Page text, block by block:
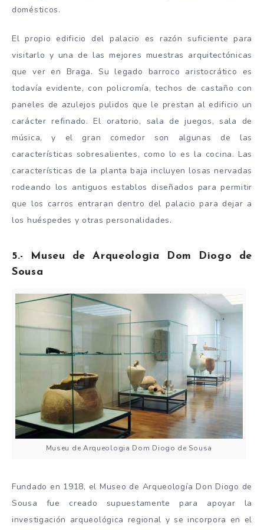
domésticos.
El propio edificio del palacio es razón suficiente para
visitarlo y una de las mejores muestras arquitectónicas
que ver en Braga. Su legado barroco aristocrático es
todavía evidente, con policromía, techos de castaño con
paneles de azulejos pulidos que le prestan al edificio un
carácter refinado. El oratorio, sala de juegos, sala de
música, y el gran comedor son algunas de las
características sobresalientes, como lo es la cocina. Las
características de la planta baja incluyen losas nervadas
rodeando los antiguos establos diseñados para permitir
que los carros entraran dentro del palacio para dejar a
los huéspedes y otras personalidades.
5.- Museu de Arqueologia Dom Diogo de
Sousa
Museu de Arqueologia Dom Diogo de Sousa
Fundado en 1918, el Museo de Arqueología Don Diogo de
Sousa fue creado supuestamente para apoyar la
investigación arqueológica regional y se incorpora en el